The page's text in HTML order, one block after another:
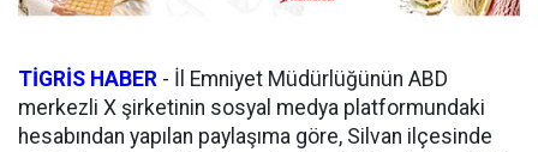
TİGRİS HABER - İl Emniyet Müdürlüğünün ABD
merkezli X şirketinin sosyal medya platformundaki
hesabından yapılan paylaşıma göre, Silvan ilçesinde